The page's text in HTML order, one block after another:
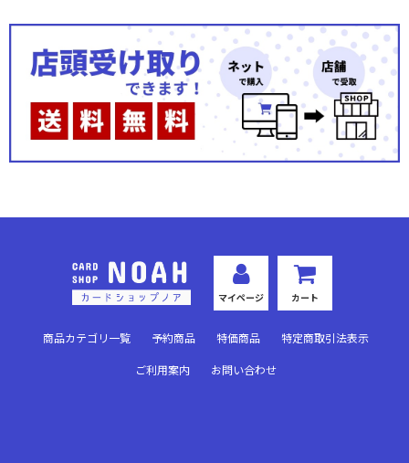
秘められた伝説(プレミアム)
秘められた伝説(ノーマル)
秘められた試練(プレミアム)
秘められた試練(ノーマル)
運命を超えて(プレミアム)
英雄の夜明け(プレミアム)
マイページ カート
商品カテゴリ一覧 予約商品 特価商品 特定商取引法表示
ご利用案内 お問い合わせ